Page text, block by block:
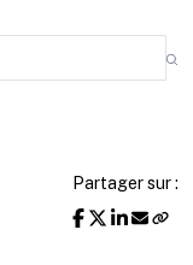
Partager sur :